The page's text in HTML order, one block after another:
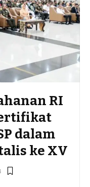
RI
dalam
ke XV